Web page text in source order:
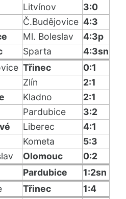
Litvínov
3:0
Č.Budějovice 4:3
Ml. Boleslav
4:3p
Sparta
4:3sn
Třinec
0:1
Zlín
2:1
Kladno
2:1
Pardubice
3:2
Liberec
4:1
Kometa
5:3
Olomouc
0:2
Pardubice
1:2sn
Třinec
1:4